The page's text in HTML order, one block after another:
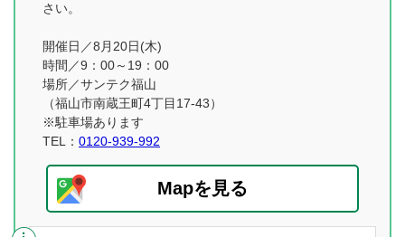
さい。
開催日／8月20日(木)
時間／9：00～19：00
場所／サンテク福山
（福山市南蔵王町4丁目17-43）
※駐車場あります
TEL： 0120-939-992
Mapを見る